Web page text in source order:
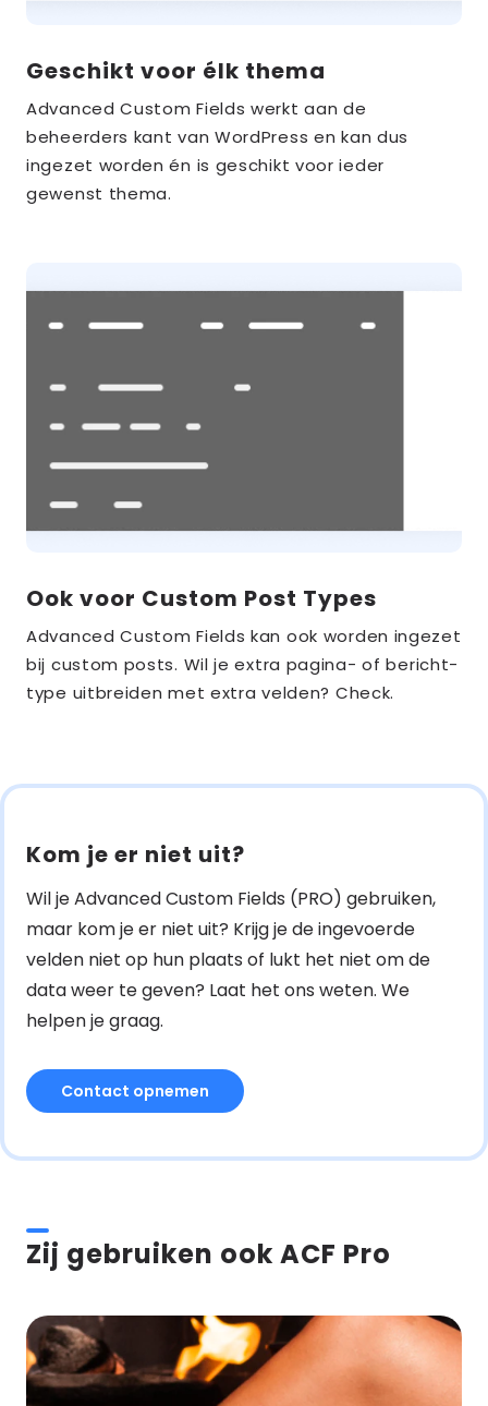
Geschikt voor élk thema
Advanced Custom Fields werkt aan de
beheerders kant van WordPress en kan dus
ingezet worden én is geschikt voor ieder
gewenst thema.
Ook voor Custom Post Types
Advanced Custom Fields kan ook worden ingezet
bij custom posts. Wil je extra pagina- of bericht-
type uitbreiden met extra velden? Check.
Kom je er niet uit?
Wil je Advanced Custom Fields (PRO) gebruiken,
maar kom je er niet uit? Krijg je de ingevoerde
velden niet op hun plaats of lukt het niet om de
data weer te geven? Laat het ons weten. We
helpen je graag.
Contact opnemen
Zij gebruiken ook ACF Pro
Maatwerk
WooCommerce
Webshop